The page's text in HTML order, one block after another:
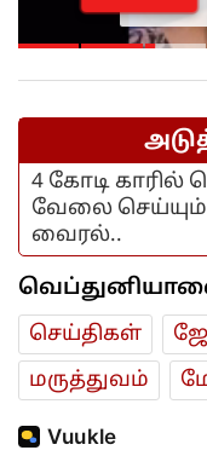
4 கோடி காரில்
வேலை
வைரல்..
செய்திகள்
மரு‌த்துவ‌ம்